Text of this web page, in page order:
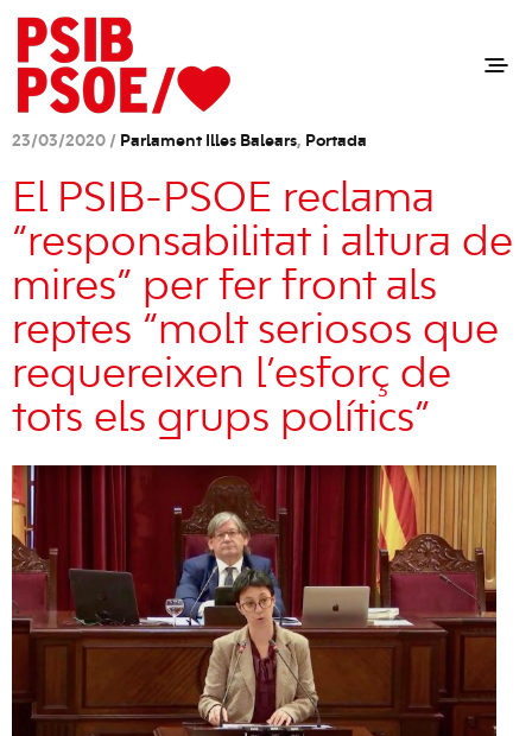
23/03/2020 / Parlament Illes Balears, Portada
El PSIB-PSOE reclama
“responsabilitat i altura de
mires” per fer front als
reptes “molt seriosos que
requereixen l’esforç de
tots els grups polítics”